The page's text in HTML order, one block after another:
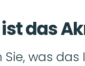
das
Sie, was